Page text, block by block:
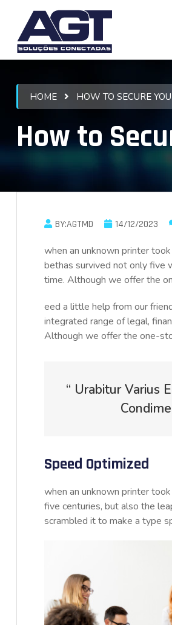
HOME HOW TO SECURE
How to
BY:AGTMD 14/12/2023
when an unknown printer
bethas survived not only five
time. Although we offer the
eed a little help from our
integrated range of legal,
Although we offer the one-
“ Urabitur Varius
Speed Optimized
when an unknown printer
five centuries, but also the
scrambled it to make a type